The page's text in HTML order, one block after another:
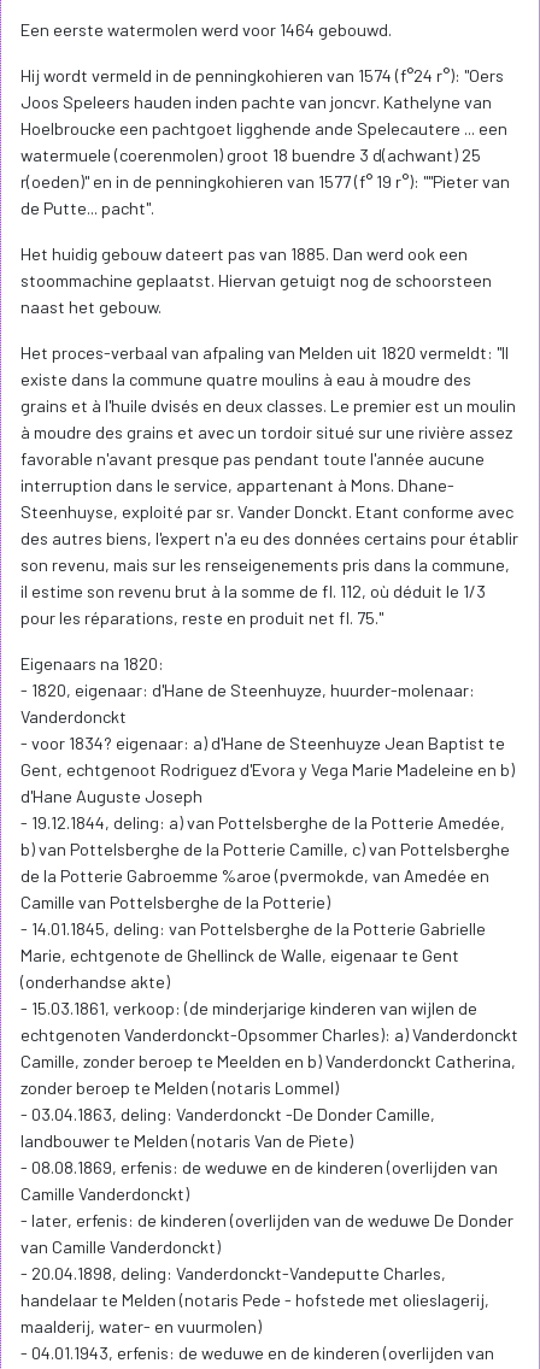
Een eerste watermolen werd voor 1464 gebouwd.
Hij wordt vermeld in de penningkohieren van 1574 (f°24 r°): "Oers
Joos Speleers hauden inden pachte van joncvr. Kathelyne van
Hoelbroucke een pachtgoet ligghende ande Spelecautere ... een
watermuele (coerenmolen) groot 18 buendre 3 d(achwant) 25
r(oeden)" en in de penningkohieren van 1577 (f° 19 r°): ""Pieter van
de Putte... pacht".
Het huidig gebouw dateert pas van 1885. Dan werd ook een
stoommachine geplaatst. Hiervan getuigt nog de schoorsteen
naast het gebouw.
Het proces-verbaal van afpaling van Melden uit 1820 vermeldt: "Il
existe dans la commune quatre moulins à eau à moudre des
grains et à l'huile dvisés en deux classes. Le premier est un moulin
à moudre des grains et avec un tordoir situé sur une rivière assez
favorable n'avant presque pas pendant toute l'année aucune
interruption dans le service, appartenant à Mons. Dhane-
Steenhuyse, exploité par sr. Vander Donckt. Etant conforme avec
des autres biens, l'expert n'a eu des données certains pour établir
son revenu, mais sur les renseigenements pris dans la commune,
il estime son revenu brut à la somme de fl. 112, où déduit le 1/3
pour les réparations, reste en produit net fl. 75."
Eigenaars na 1820:
- 1820, eigenaar: d'Hane de Steenhuyze, huurder-molenaar:
Vanderdonckt
- voor 1834? eigenaar: a) d'Hane de Steenhuyze Jean Baptist te
Gent, echtgenoot Rodriguez d'Evora y Vega Marie Madeleine en b)
d'Hane Auguste Joseph
- 19.12.1844, deling: a) van Pottelsberghe de la Potterie Amedée,
b) van Pottelsberghe de la Potterie Camille, c) van Pottelsberghe
de la Potterie Gabroemme %aroe (pvermokde, van Amedée en
Camille van Pottelsberghe de la Potterie)
- 14.01.1845, deling: van Pottelsberghe de la Potterie Gabrielle
Marie, echtgenote de Ghellinck de Walle, eigenaar te Gent
(onderhandse akte)
- 15.03.1861, verkoop: (de minderjarige kinderen van wijlen de
echtgenoten Vanderdonckt-Opsommer Charles): a) Vanderdonckt
Camille, zonder beroep te Meelden en b) Vanderdonckt Catherina,
zonder beroep te Melden (notaris Lommel)
- 03.04.1863, deling: Vanderdonckt -De Donder Camille,
landbouwer te Melden (notaris Van de Piete)
- 08.08.1869, erfenis: de weduwe en de kinderen (overlijden van
Camille Vanderdonckt)
- later, erfenis: de kinderen (overlijden van de weduwe De Donder
van Camille Vanderdonckt)
- 20.04.1898, deling: Vanderdonckt-Vandeputte Charles,
handelaar te Melden (notaris Pede - hofstede met olieslagerij,
maalderij, water- en vuurmolen)
- 04.01.1943, erfenis: de weduwe en de kinderen (overlijden van